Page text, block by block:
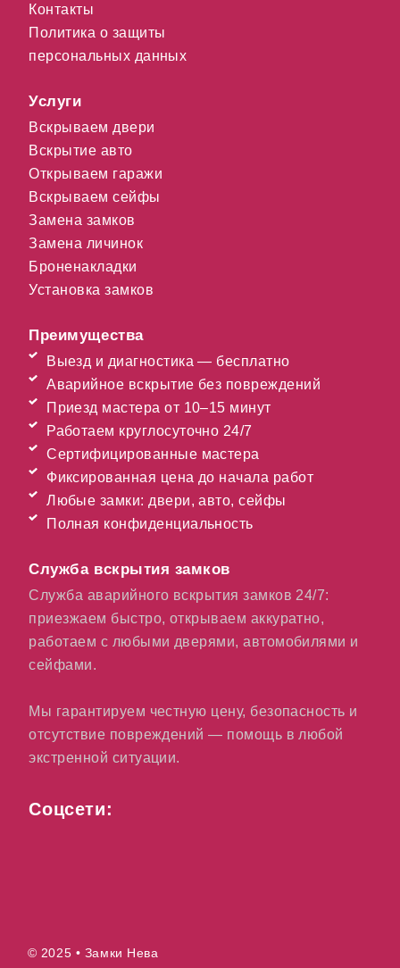
Соцсети:
Контакты
Политика о защиты
персональных данных
Услуги
Вскрываем двери
Вскрытие авто
Открываем гаражи
Вскрываем сейфы
Замена замков
Замена личинок
Броненакладки
Установка замков
Преимущества
Выезд и диагностика — бесплатно
Аварийное вскрытие без повреждений
Приезд мастера от 10–15 минут
Работаем круглосуточно 24/7
Сертифицированные мастера
Фиксированная цена до начала работ
Любые замки: двери, авто, сейфы
Полная конфиденциальность
Служба вскрытия замков
Служба аварийного вскрытия замков 24/7:
приезжаем быстро, открываем аккуратно,
работаем с любыми дверями, автомобилями и
сейфами.
Мы гарантируем честную цену, безопасность и
отсутствие повреждений — помощь в любой
экстренной ситуации.
© 2025 • Замки Нева